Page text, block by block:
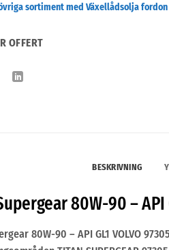
sortiment med Växellådsolja fordon
OFFERT
BESKRIVNING
80W-90 – API
80W-90 – API GL1 VOLVO